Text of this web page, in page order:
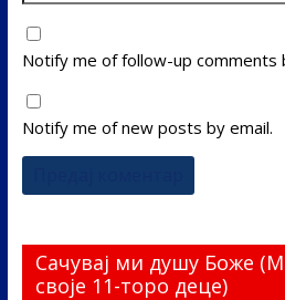
Notify me of follow-up comments
Notify me of new posts by email.
Сачувај ми душу Боже
своје 11-торо деце)